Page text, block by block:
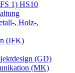
1) HS10
, Holz-,
(IFK)
(GD)
(MK)